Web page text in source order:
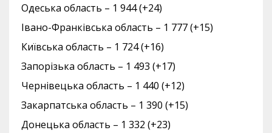
Одеська область – 1 944 (+24)
Івано-Франківська область – 1 777 (+15)
Київська область – 1 724 (+16)
Запорізька область – 1 493 (+17)
Чернівецька область – 1 440 (+12)
Закарпатська область – 1 390 (+15)
Донецька область – 1 332 (+23)